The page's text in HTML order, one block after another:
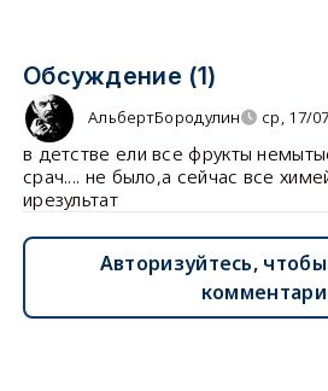
Обсуждение (1)
АльбертБородулин ср, 17/
в детстве ели все фрукты
срач.... не было,а сейчас все
ирезультат
Авторизуйтесь,